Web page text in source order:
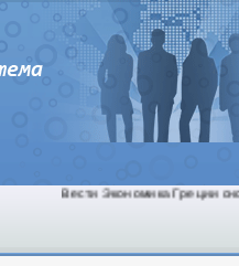
Вести Экономика Греции